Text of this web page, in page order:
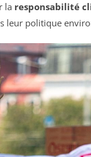
la responsabilité
leur politique